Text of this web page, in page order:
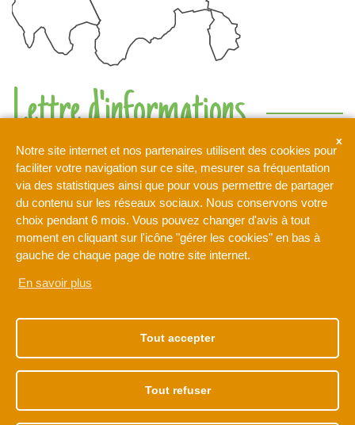
Notre site internet et nos partenaires utilisent des cookies pour
faciliter votre navigation sur ce site, mesurer sa fréquentation
via des statistiques ainsi que pour vous permettre de partager
du contenu sur les réseaux sociaux. Nous conservons votre
choix pendant 6 mois. Vous pouvez changer d'avis à tout
moment en cliquant sur l'icône "gérer les cookies" en bas à
gauche de chaque page de notre site internet.
En savoir plus
Tout accepter
Tout refuser
Lettre d'informations
de la Brie
Votre adresse de messagerie est uniquement utilisée pour
vous envoyer notre lettre d'information ainsi que des
informations concernant les activités de L'Orée de la Brie. Vous
pouvez à tout moment utiliser le lien de désabonnement intégré
dans la newsletter.
77170 BRIE-COMTE-
ROBERT
01 60 62 15 81
de 9h à 12h30
et de 13h30 à 17h30